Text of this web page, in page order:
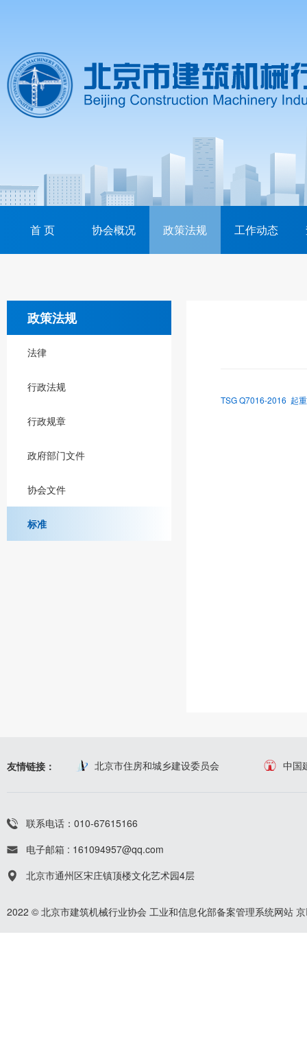
首 页 协会概况 政策法规 工作动态
政策法规
法律
行政法规
行政规章
政府部门文件
协会文件
标准
TSG Q7016-2016 起
友情链接： 北京市住房和城乡建设委员会 中国
联系电话：010-67615166
电子邮箱 : 161094957@qq.com
北京市通州区宋庄镇顶楼文化艺术园4层
2022 © 北京市建筑机械行业协会 工业和信息化部备案管理系统网站